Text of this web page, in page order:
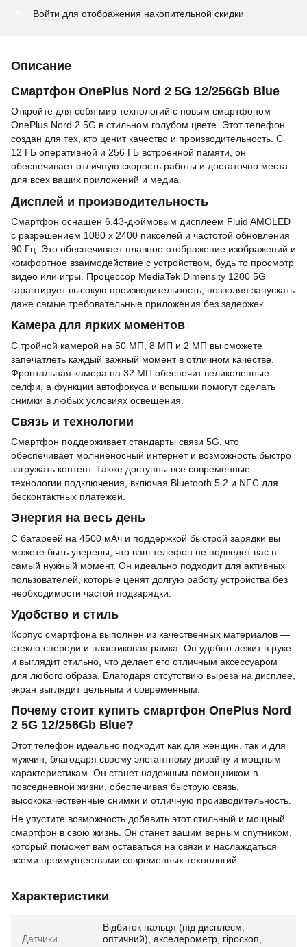
Войти для отображения накопительной скидки
Описание
Смартфон OnePlus Nord 2 5G 12/256Gb Blue
Откройте для себя мир технологий с новым смартфоном
OnePlus Nord 2 5G в стильном голубом цвете. Этот телефон
создан для тех, кто ценит качество и производительность. С
12 ГБ оперативной и 256 ГБ встроенной памяти, он
обеспечивает отличную скорость работы и достаточно места
для всех ваших приложений и медиа.
Дисплей и производительность
Смартфон оснащен 6.43-дюймовым дисплеем Fluid AMOLED
с разрешением 1080 x 2400 пикселей и частотой обновления
90 Гц. Это обеспечивает плавное отображение изображений и
комфортное взаимодействие с устройством, будь то просмотр
видео или игры. Процессор MediaTek Dimensity 1200 5G
гарантирует высокую производительность, позволяя запускать
даже самые требовательные приложения без задержек.
Камера для ярких моментов
С тройной камерой на 50 МП, 8 МП и 2 МП вы сможете
запечатлеть каждый важный момент в отличном качестве.
Фронтальная камера на 32 МП обеспечит великолепные
селфи, а функции автофокуса и вспышки помогут сделать
снимки в любых условиях освещения.
Связь и технологии
Смартфон поддерживает стандарты связи 5G, что
обеспечивает молниеносный интернет и возможность быстро
загружать контент. Также доступны все современные
технологии подключения, включая Bluetooth 5.2 и NFC для
бесконтактных платежей.
Энергия на весь день
С батареей на 4500 мАч и поддержкой быстрой зарядки вы
можете быть уверены, что ваш телефон не подведет вас в
самый нужный момент. Он идеально подходит для активных
пользователей, которые ценят долгую работу устройства без
необходимости частой подзарядки.
Удобство и стиль
Корпус смартфона выполнен из качественных материалов —
стекло спереди и пластиковая рамка. Он удобно лежит в руке
и выглядит стильно, что делает его отличным аксессуаром
для любого образа. Благодаря отсутствию выреза на дисплее,
экран выглядит цельным и современным.
Почему стоит купить смартфон OnePlus Nord
2 5G 12/256Gb Blue?
Этот телефон идеально подходит как для женщин, так и для
мужчин, благодаря своему элегантному дизайну и мощным
характеристикам. Он станет надежным помощником в
повседневной жизни, обеспечивая быструю связь,
высококачественные снимки и отличную производительность.
Не упустите возможность добавить этот стильный и мощный
смартфон в свою жизнь. Он станет вашим верным спутником,
который поможет вам оставаться на связи и наслаждаться
всеми преимуществами современных технологий.
Характеристики
Датчики
Відбиток пальця (під дисплеєм,
оптичний), акселерометр, гіроскоп,